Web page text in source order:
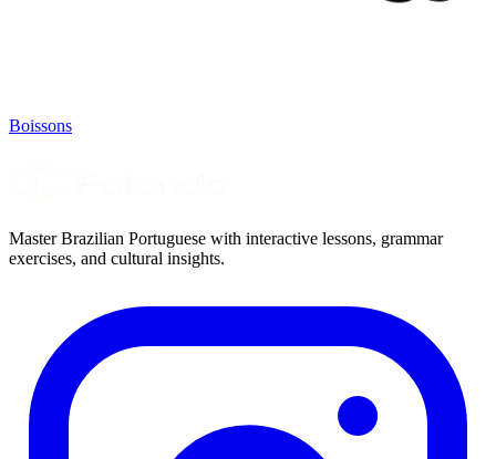
Boissons
Master Brazilian Portuguese with interactive lessons, grammar
exercises, and cultural insights.